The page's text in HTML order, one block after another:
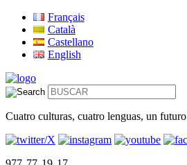
Français
Català
Castellano
English
Cuatro culturas, cuatro lenguas, un futuro